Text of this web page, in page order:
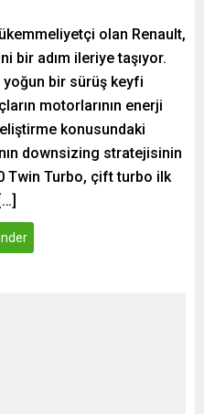
olan Renault,
bir adım ileriye taşıyor.
yoğun bir sürüş keyfi
motorlarının enerji
konusundaki
downsizing stratejisinin
Twin Turbo, çift turbo ilk